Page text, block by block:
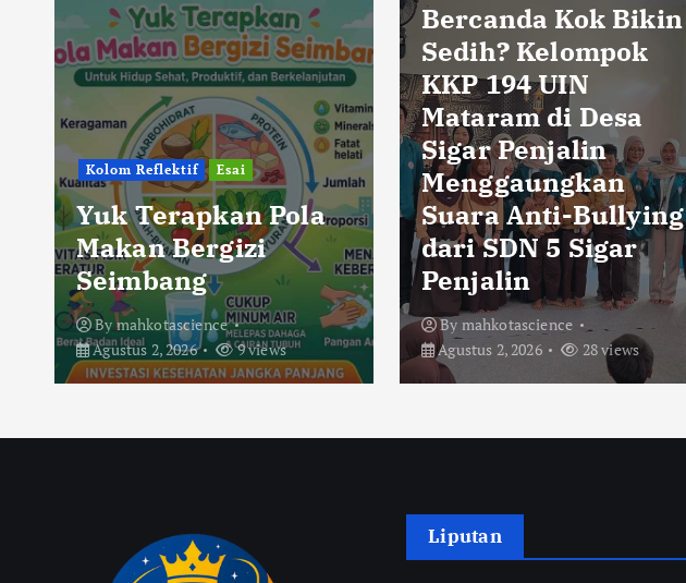
Kolom Reflektif Esai
Yuk Terapkan Pola
Makan Bergizi
Seimbang
Bymahkotascience
Agustus 2, 2026
9 views
Bercanda Kok Bikin
Sedih? Kelompok
KKP 194 UIN
Mataram di Desa
Sigar Penjalin
Menggaungkan
Suara Anti-Bullying
dari SDN 5 Sigar
Penjalin
By mahkotascience
Agustus 2, 2026
28 views
Liputan